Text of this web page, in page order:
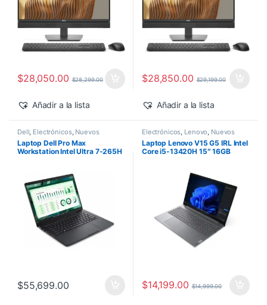
$28,050.00 $28,299.00
Añadir a la lista
$28,850.00 $29,199.00
Añadir a la lista
Dell, Electrónicos, Nuevos
Productos
Laptop Dell Pro Max
Workstation Intel Ultra 7-265H
$55,699.00
Electrónicos, Lenovo, Nuevos
Productos
Laptop Lenovo V15 G5 IRL Intel
Core i5-13420H 15″ 16GB
$14,199.00 $14,999.00